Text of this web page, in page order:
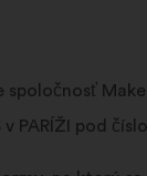
spoločnosť
PARÍŽI pod